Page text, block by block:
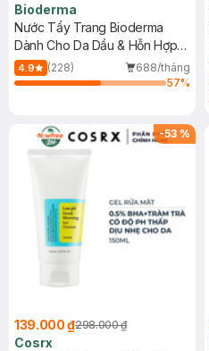
Bioderma
Nước Tẩy Trang Bioderma
Dành Cho Da Dầu & Hỗn Hợp
500ml
4.9 (228)
688/tháng
57%
-53 %
139.000 ₫298.000 ₫
Cosrx